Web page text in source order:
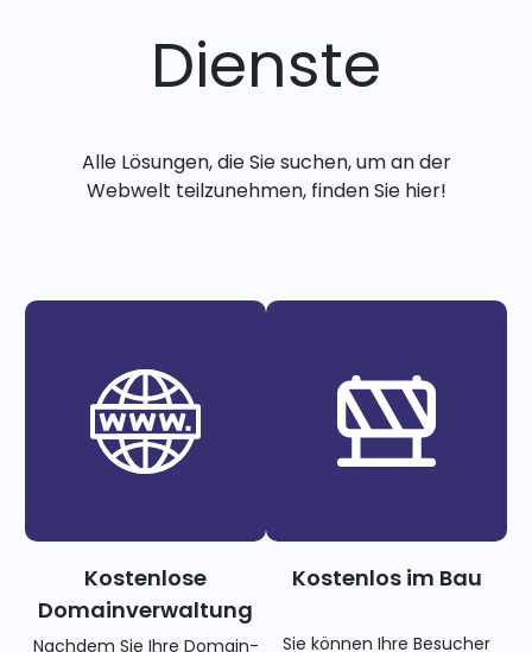
Dienste
Alle Lösungen, die Sie suchen, um an der
Webwelt teilzunehmen, finden Sie hier!
Kostenlose
Domainverwaltung
Nachdem Sie Ihre Domain-
Kostenlos im Bau
Sie können Ihre Besucher